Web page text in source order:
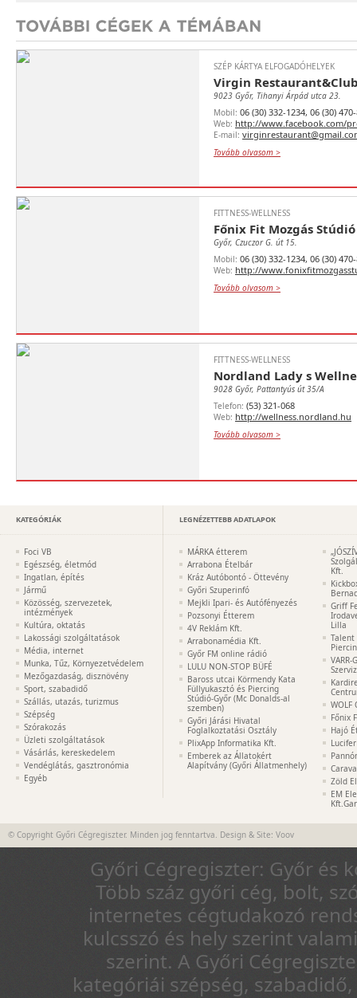
SZÉP KÁRTYA ELFOGADÓHELYEK
Virgin
9023 Győr, Tihanyi Árpád utca 23.
Mobil: 06 (30) 332-1234, 06 (30)
Web: http://www.facebook.com/
E-mail:
Tovább olvasom >
FITTNESS-WELLNESS
Főnix Fit Mozgás Stúdió
Győr, Czuczor G. út 15.
Mobil: 06 (30) 332-1234, 06 (30)
Web: http://
Tovább olvasom >
FITTNESS-WELLNESS
Nordland Lady s
9028 Győr, Pattantyús út 35/A
Telefon: (53) 321-068
Web: http://wellness.nordland.hu
Tovább olvasom >
KATEGÓRIÁK
Foci VB
Egészség, életmód
Ingatlan, építés
Jármű
Közösség, szervezetek,
intézmények
Kultúra, oktatás
Lakossági szolgáltatások
Média, internet
Munka, Tűz, Környezetvédelem
Mezőgazdaság, disznövény
Sport, szabadidő
Szállás, utazás, turizmus
Szépség
Szórakozás
Üzleti szolgáltatások
Vásárlás, kereskedelem
Vendéglátás, gasztronómia
Egyéb
LEGNÉZETTEBB ADATLAPOK
MÁRKA étterem
Arrabona Ételbár
Kráz Autóbontó - Öttevény
Győri Szuperinfó
Mejkli Ipari- és Autófényezés
Pozsonyi Étterem
4V Reklám Kft.
Arrabonamédia Kft.
Győr FM online rádió
LULU NON-STOP BÜFÉ
Baross utcai Körmendy Kata
Füllyukasztó és Piercing
Stúdió-Győr (Mc Donalds-al
szemben)
Győri Járási Hivatal
Foglalkoztatási Osztály
PlixApp Informatika Kft.
Emberek az Állatokért
Alapítvány (Győri Állatmenhely)
Kft.
Griff
Lilla
Talent
WOLF
Főnix
Hajó
Zöld
EM
© Copyright Győri Cégregiszter. Minden jog fenntartva. Design & Site: Voov
Győri Cégregiszter: Győr és
Több száz győri cég, bolt,
internetes cégtudakozó
kulcsszó és hely szerint
szerint. A Győri
kategóriái szépség,